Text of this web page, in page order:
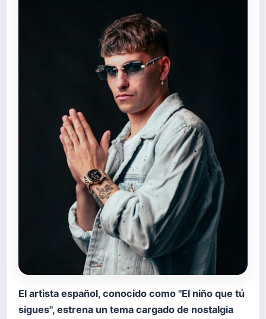
El artista español, conocido como "El niño que tú
sigues", estrena un tema cargado de nostalgia